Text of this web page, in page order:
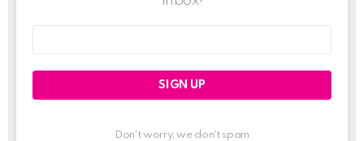
Don't worry, we don't spam